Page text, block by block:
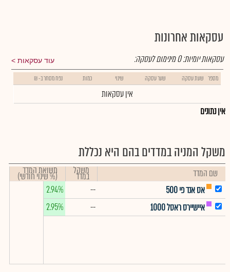
עסקאות אחרונות
עוד עסקאות עסקאות יומיות:0מינימום לעסקה:
מספר שעת עסקה שער עסקה שינוי כמות נפח מסחר ב- ₪
אין עסקאות
אין נתונים
משקל המניה במדדים בהם היא נכללת
שם המדד משקל
במדד תשואת המדד
(% שינוי חודשי)
אס אנד פי 500
--
2.94%
איישיירס ראסל 1000
--
2.95%